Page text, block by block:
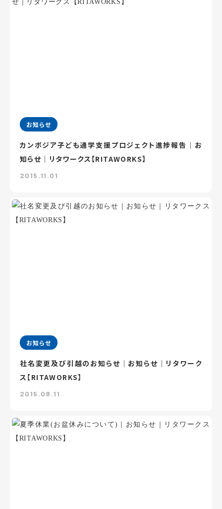
お知らせ
カンボジア子ども通学支援プロジェクト進捗報告｜お
知らせ｜リタワークス【RITAWORKS】
2015.11.01
お知らせ
社名変更及び引越のお知らせ｜お知らせ｜リタワーク
ス【RITAWORKS】
2015.08.11